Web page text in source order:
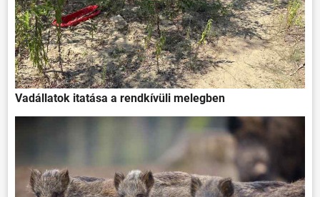
Vadállatok itatása a rendkívüli melegben